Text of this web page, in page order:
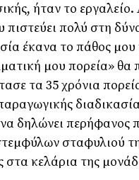
ήταν το
πολύ στη
έκανα το πάθος
µου πορεία» θα
τα 35 χρόνια
δηλώνει περήφανος
σταφυλιού
στα κελάρια της